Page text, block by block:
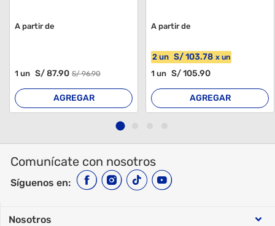
A partir de
1 un S/87.90 S/96.90
AGREGAR
A partir de
2 un S/103.78 x un
1 un S/105.90
AGREGAR
Comunícate con nosotros
Síguenos en:
Nosotros